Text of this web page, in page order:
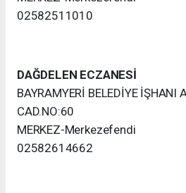
02582511010
DAĞDELEN ECZANESİ
BAYRAMYERİ BELEDİYE İŞHANI
CAD.NO:60
MERKEZ-Merkezefendi
02582614662